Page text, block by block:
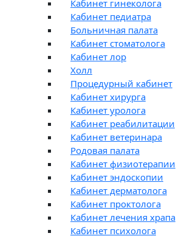
Кабинет гинеколога
Кабинет педиатра
Больничная палата
Кабинет стоматолога
Кабинет лор
Холл
Процедурный кабинет
Кабинет хирурга
Кабинет уролога
Кабинет реабилитации
Кабинет ветеринара
Родовая палата
Кабинет физиотерапии
Кабинет эндоскопии
Кабинет дерматолога
Кабинет проктолога
Кабинет лечения храпа
Кабинет психолога